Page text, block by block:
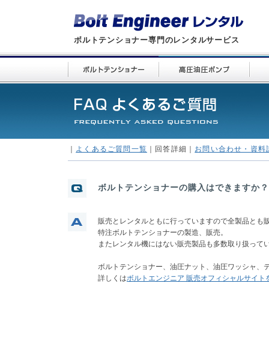
ボルトテンショナー専門のレンタルサービス
よくあるご質問一覧 ｜回答詳細｜ お問い合わせ・資料
ボルトテンショナーの購入はできますか？
販売とレンタルともに行っていますので全製品とも
特注ボルトテンショナーの製造、販売。
またレンタル機にはない販売製品も多数取り扱って
ボルトテンショナー、油圧ナット、油圧ワッシャ、
詳しくはボルトエンジニア 販売オフィシャルサイト